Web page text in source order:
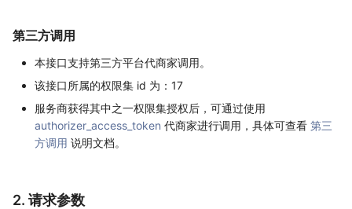
第三方调用
本接口支持第三方平台代商家调用。
该接口所属的权限集 id 为：17
服务商获得其中之一权限集授权后，可通过使用
authorizer_access_token 代商家进行调用，具体可查看 第三
方调用 说明文档。
2. 请求参数